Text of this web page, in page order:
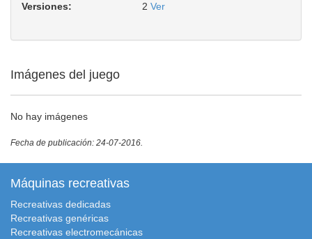
Versiones:
2 Ver
Imágenes del juego
No hay imágenes
Fecha de publicación: 24-07-2016.
Máquinas recreativas
Recreativas dedicadas
Recreativas genéricas
Recreativas electromecánicas